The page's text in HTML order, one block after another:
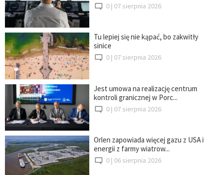
0 | 07 sierpnia 2026
Tu lepiej się nie kąpać, bo zakwitły
sinice
0 | 07 sierpnia 2026
Jest umowa na realizację centrum
kontroli granicznej w Porc...
0 | 07 sierpnia 2026
Orlen zapowiada więcej gazu z USA i
energii z farmy wiatrow...
0 | 06 sierpnia 2026